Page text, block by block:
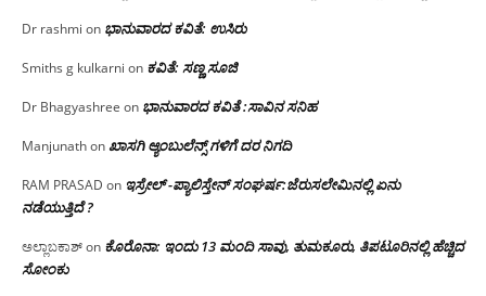
Dr rashmi on ಭಾನುವಾರದ ಕವಿತೆ: ಉಸಿರು
Smiths g kulkarni on ಕವಿತೆ: ಸಣ್ಣ ಸೂಜಿ
Dr Bhagyashree on ಭಾನುವಾರದ ಕವಿತೆ :ಸಾವಿನ ಸನಿಹ
Manjunathonಖಾಸಗಿ ಆ್ಯಂಬುಲೆನ್ಸ್ ಗಳಿಗೆ ದರ ನಿಗದಿ
RAM PRASAD on ಇಸ್ರೇಲ್ -ಪ್ಯಾಲಿಸ್ತೇನ್ ಸಂಘರ್ಷ:ಜೆರುಸಲೇಮಿನಲ್ಲಿ ಏನು
ನಡೆಯುತ್ತಿದೆ ?
ಅಲ್ಲಾಬಕಾಶ್on ಕೊರೊನಾ: ಇಂದು 13 ಮಂದಿ ಸಾವು, ತುಮಕೂರು, ತಿಪಟೂರಿನಲ್ಲಿ ಹೆಚ್ಚಿದ
ಸೋಂಕು